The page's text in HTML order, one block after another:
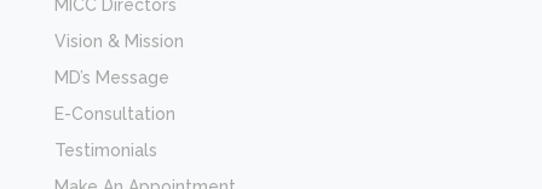
MICC Directors
Vision & Mission
MD’s Message
E-Consultation
Testimonials